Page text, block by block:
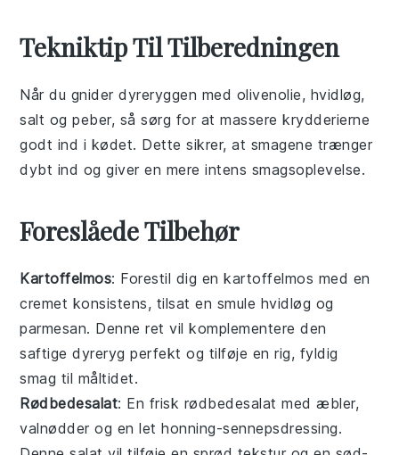
Tekniktip Til Tilberedningen
Når du gniderdyreryggen med olivenolie, hvidløg,
salt ogpeber, så sørg for at massere krydderierne
godt ind i kødet. Dette sikrer, at smagene trænger
dybt ind og giver en mere intens smagsoplevelse.
Foreslåede Tilbehør
Kartoffelmos: Forestil dig enkartoffelmos med en
cremet konsistens, tilsat en smule hvidløg og
parmesan. Denne ret vil komplementere den
saftigedyreryg perfekt og tilføje en rig, fyldig
smag til måltidet.
Rødbedesalat: En frisk rødbedesalat medæbler,
valnødder og en lethonning-sennepsdressing.